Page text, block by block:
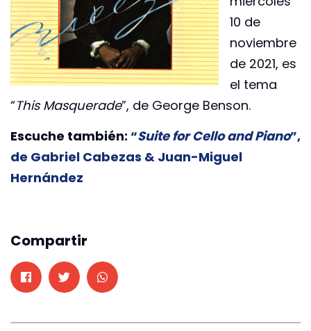
10 de
noviembre
de 2021, es
el tema
“This Masquerade”, de George Benson.
Escuche también: “Suite for Cello and Piano”,
de Gabriel Cabezas & Juan-Miguel
Hernández
Compartir